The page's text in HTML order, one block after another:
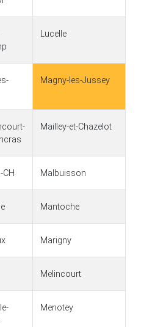
Lucelle
Magny-les-Jussey
Mailley-et-Chazelot
CH Malbuisson
Mantoche
Marigny
Melincourt
Menotey